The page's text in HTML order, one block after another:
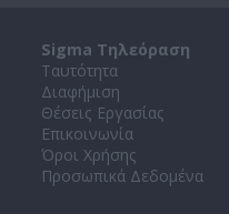
Sigma Τηλεόραση
Ταυτότητα
Διαφήμιση
Θέσεις Εργασίας
Επικοινωνία
Όροι Χρήσης
Προσωπικά Δεδομένα